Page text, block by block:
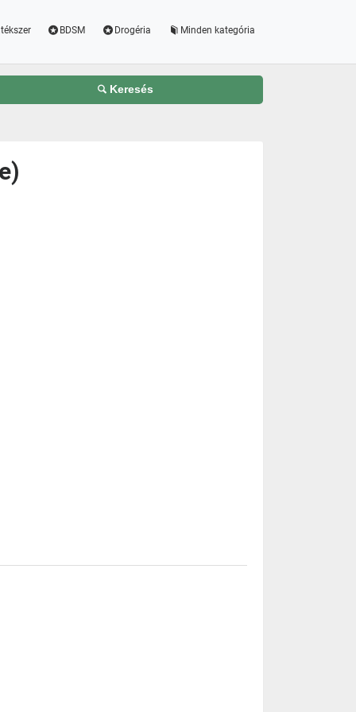
BDSM Drogéria Minden kategória
Keresés